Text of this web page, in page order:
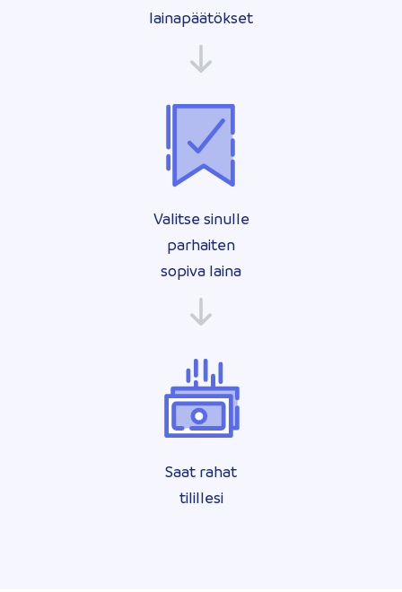
lainapäätökset
Valitse sinulle
parhaiten
sopiva laina
Saat rahat
tilillesi